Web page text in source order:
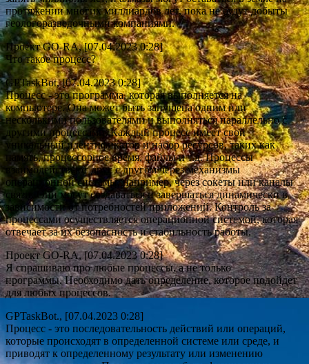
протяжении многих миллиардов лет, пока не будут добыты
геологоразведочными компаниями.
Проект GO-RA, [07.04.2023 0:28]
Что такое процесс?
GPTaskBot, [07.04.2023 0:28]
Процесс - это программа, которая выполняется на
компьютере. Она может быть запущена одним или
несколькими пользователями и выполняться параллельно с
другими процессами. Каждый процесс имеет свой
уникальный идентификатор и набор ресурсов, таких как
память, процессорное время, файлы и т.д. Процессы
взаимодействуют друг с другом через механизмы
операционной системы, например, через сокеты или каналы
связи. Они могут создаваться и завершаться динамически в
зависимости от потребностей приложений. Контроль за
процессами осуществляется операционной системой, которая
отвечает за их безопасность и стабильность работы.
Проект GO-RA, [07.04.2023 0:28]
Я спрашиваю про любые процессы, а не только
программы. Необходимо дать определение, которое подойдет
для любых процессов.
GPTaskBot., [07.04.2023 0:28]
Процесс - это последовательность действий или операций,
которые происходят в определенной системе или среде, и
приводят к определенному результату или изменению